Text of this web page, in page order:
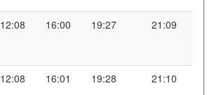
12:08 16:00 19:27 21:09
12:08 16:01 19:28 21:10